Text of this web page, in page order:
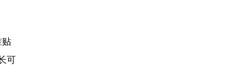
贴
可